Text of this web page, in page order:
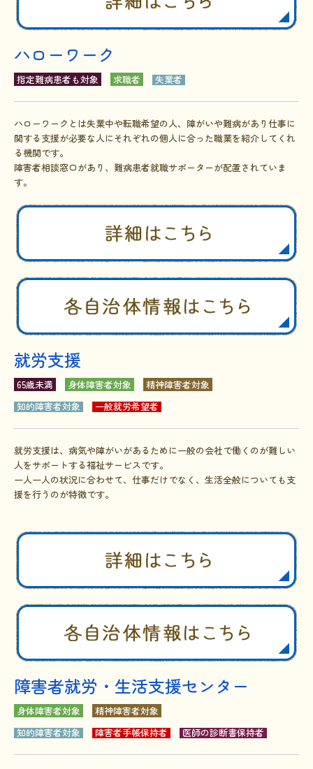
ハローワーク
指定難病患者も対象 求職者 失業者
ハローワークとは失業中や転職希望の人、障がいや難病があり仕事に
関する支援が必要な人にそれぞれの個人に合った職業を紹介してくれ
る機関です。
障害者相談窓口があり、難病患者就職サポーターが配置されていま
す。
就労支援
65歳未満 身体障害者対象
精神障害者対象
知的障害者対象
一般就労希望者
就労支援は、病気や障がいがあるために一般の会社で働くのが難しい
人をサポートする福祉サービスです。
一人一人の状況に合わせて、仕事だけでなく、生活全般についても支
援を行うのが特徴です。
障害者就労・生活支援センター
身体障害者対象
精神障害者対象
知的障害者対象
障害者手帳保持者 医師の診断書保持者